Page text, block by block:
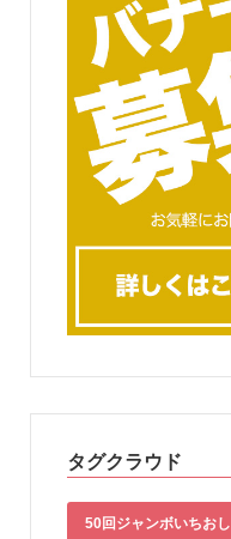
タグクラウド
50回ジャンボいちおし